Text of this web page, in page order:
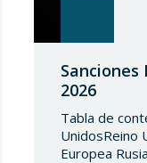
Sanciones
2026
Tabla de
UnidosReino
Europea